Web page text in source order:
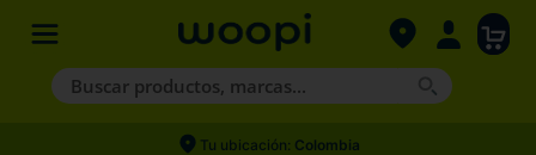
Buscar productos, marcas...
Términos más buscadosTu ubicación: Colombia